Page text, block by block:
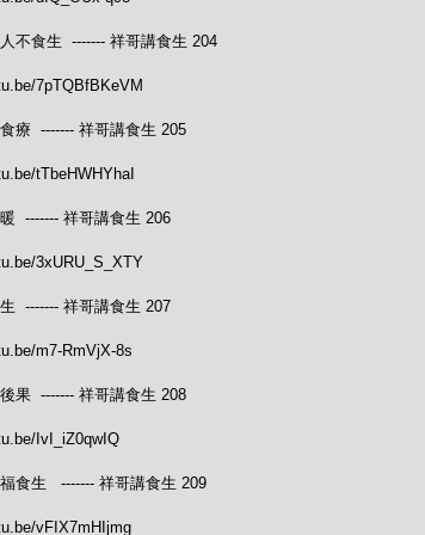
不食生 ------- 祥哥講食生 204
7pTQBfBKeVM
療 ------- 祥哥講食生 205
tTbeHWHYhaI
------- 祥哥講食生 206
3xURU_S_XTY
------- 祥哥講食生 207
m7-RmVjX-8s
果 ------- 祥哥講食生 208
IvI_iZ0qwIQ
食生 ------- 祥哥講食生 209
vFIX7mHIjmg